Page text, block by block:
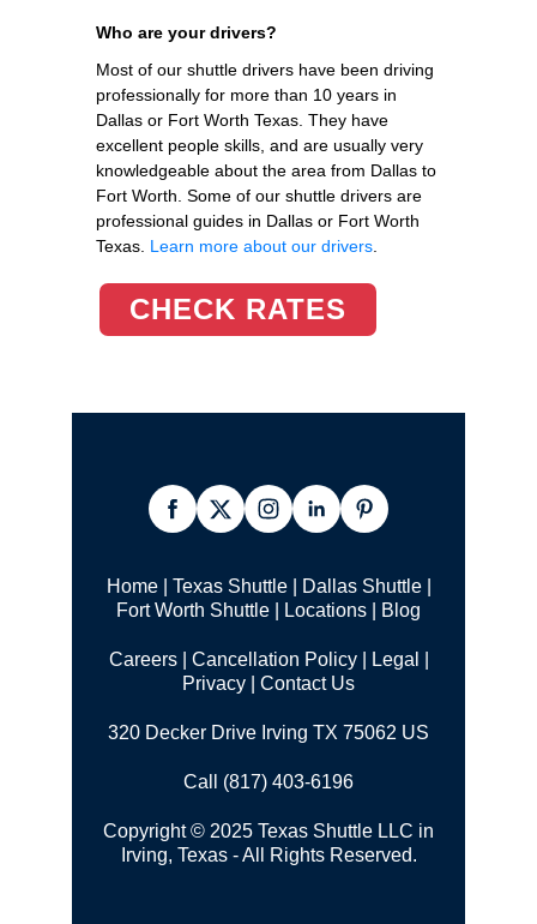
Who are your drivers?
Most of our shuttle drivers have been driving
professionally for more than 10 years in
Dallas or Fort Worth Texas. They have
excellent people skills, and are usually very
knowledgeable about the area from Dallas to
Fort Worth. Some of our shuttle drivers are
professional guides in Dallas or Fort Worth
Texas. Learn more about our drivers
CHECK RATES
Home| Texas Shuttle| Dallas Shuttle|
Fort Worth Shuttle
Locations Blog
Careers| Cancellation Policy|
Legal |
Privacy
Contact Us
320 Decker Drive Irving TX 75062 US
Call (817) 403-6196
Copyright © 2025 Texas Shuttle LLC in
Irving, Texas - All Rights Reserved.